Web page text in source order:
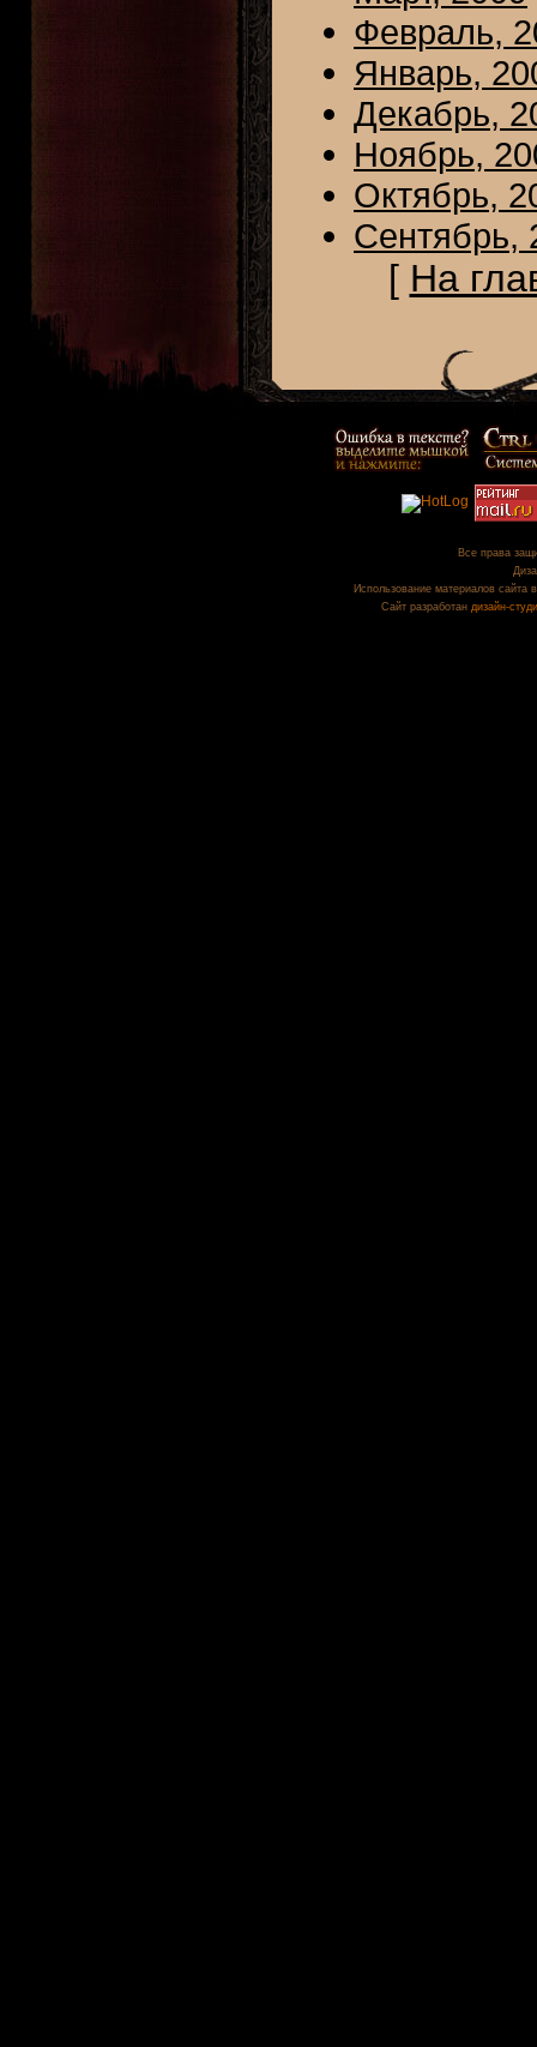
Февраль,
Январь,
Декабрь,
Ноябрь,
Октябрь,
Сентябрь,
[ На
Все права
Использование материалов сайта
Сайт разработан дизайн-